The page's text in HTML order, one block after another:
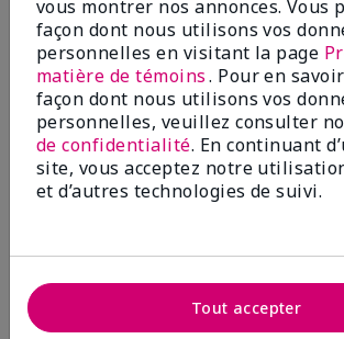
Gel apaisant pour les yeux
Indulgeᴹᴰ
24,00 $
vous montrer nos annonces. Vous
façon dont nous utilisons vos
personnelles en visitant la page
matière de témoins. Pour en
façon dont nous utilisons vos
personnelles, veuillez consulter
de confidentialité. En continuant
site, vous acceptez notre
et d’autres technologies de suivi.
Tout accepter